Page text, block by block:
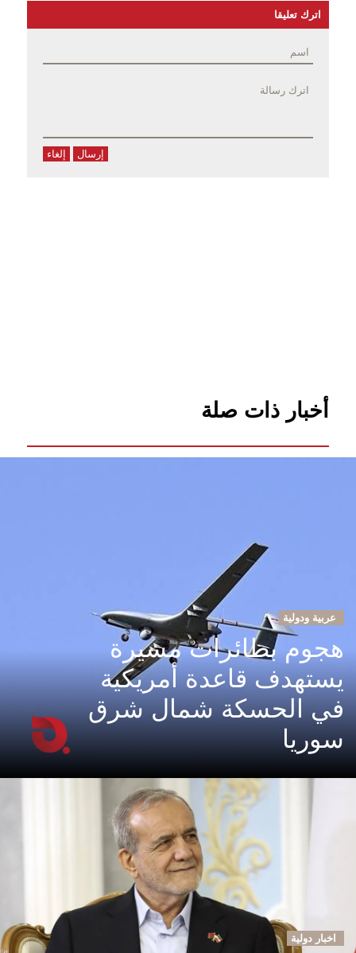
اترك تعليقا
إرسال إلغاء
أخبار ذات صلة
عربية ودولية
هجوم بطائرات مسيرة
يستهدف قاعدة أمريكية
في الحسكة شمال شرق
سوريا
اخبار دولية